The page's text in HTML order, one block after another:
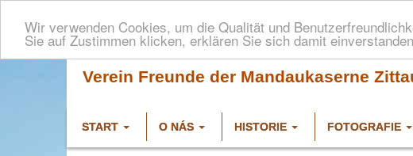
Wir verwenden Cookies, um die Qualität und
Sie auf Zustimmen klicken, erklären Sie sich damit
Verein Freunde der Mandaukaserne
START O NÁS HISTORIE FOTOGRAFIE